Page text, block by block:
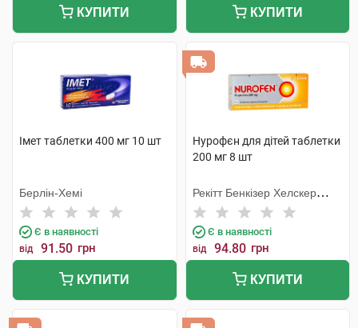
КУПИТИ КУПИТИ
Імет таблетки 400 мг 10 шт
Берлін-Хемі
Є в наявності
від 91.50 грн
КУПИТИ
Нурофєн для дітей таблетки
200 мг 8 шт
Рекітт Бенкізер Хелскер
Інтернешнл
Є в наявності
від 94.80 грн
КУПИТИ